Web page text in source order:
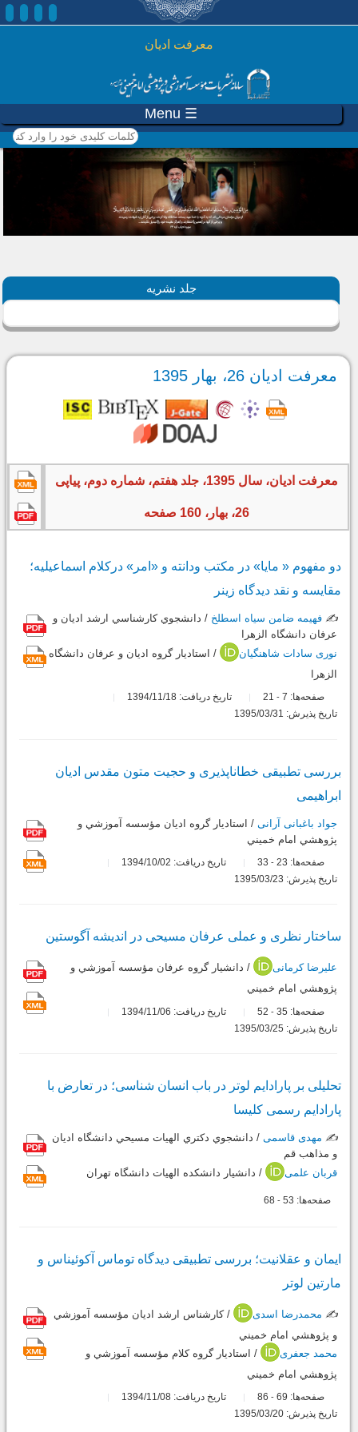
رفتن به محتوای اصلی
معرفت ادیان
☰ Menu
کلمات کلیدی خود را وارد
کنید
جلد نشریه
معرفت ادیان 26، بهار 1395
معرفت ادیان، سال 1395، جلد هفتم، شماره دوم، پیاپی
26، بهار، 160 صفحه
دو مفهوم « مایا» در مکتب ودانته و «امر» درکلام اسماعیلیه؛
مقایسه و نقد دیدگاه زینر
✍️ فهیمه ضامن سیاه اسطلخ / دانشجوي كارشناسي ارشد اديان و
عرفان دانشگاه الزهرا
نوری سادات شاهنگیان
/ استاديار گروه اديان و عرفان دانشگاه
الزهرا
صفحه‌ها: 7
-
تاریخ دریافت: 1394/11/18
تاریخ پذیرش: 1395/03/31
بررسی تطبیقی خطاناپذیری و حجیت متون مقدس ادیان
ابراهیمی
جواد باغبانی آرانی / استاديار گروه اديان مؤسسه آموزشي و
پژوهشي امام خميني
صفحه‌ها: 23
-
تاریخ دریافت: 1394/10/02
تاریخ پذیرش: 1395/03/23
ساختار نظری و عملی عرفان مسیحی در اندیشه آگوستین
علیرضا کرمانی
/ دانشيار گروه عرفان مؤسسه آموزشي و
پژوهشي امام خميني
صفحه‌ها: 35
-
تاریخ دریافت: 1394/11/06
تاریخ پذیرش: 1395/03/25
تحلیلی بر پارادایم لوتر در باب انسان شناسی؛ در تعارض با
پارادایم رسمی کلیسا
✍️ مهدی قاسمی / دانشجوي دکتري الهيات مسيحي دانشگاه اديان
و مذاهب قم
قربان علمی
/ دانشيار دانشکده الهيات دانشگاه تهران
صفحه‌ها: 53
-
ایمان و عقلانیت؛ بررسی تطبیقی دیدگاه توماس آکوئیناس و
مارتین لوتر
✍️ محمدرضا اسدی
/ كارشناس ارشد اديان مؤسسه آموزشي
و پژوهشي امام خميني
محمد جعفری
/ استاديار گروه كلام مؤسسه آموزشي و
پژوهشي امام خميني
صفحه‌ها: 69
-
تاریخ دریافت: 1394/11/08
تاریخ پذیرش: 1395/03/20